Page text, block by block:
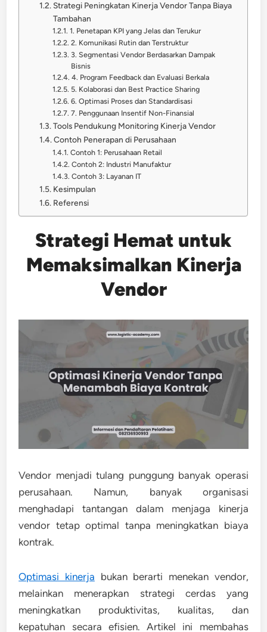
Strategi Peningkatan Kinerja Vendor Tanpa Biaya
Tambahan
1. Penetapan KPI yang Jelas dan Terukur
2. Komunikasi Rutin dan Terstruktur
3. Segmentasi Vendor Berdasarkan Dampak
Bisnis
4. Program Feedback dan Evaluasi Berkala
5. Kolaborasi dan Best Practice Sharing
6. Optimasi Proses dan Standardisasi
7. Penggunaan Insentif Non-Finansial
Tools Pendukung Monitoring Kinerja Vendor
Contoh Penerapan di Perusahaan
Contoh 1: Perusahaan Retail
Contoh 2: Industri Manufaktur
Contoh 3: Layanan IT
Kesimpulan
Referensi
Strategi Hemat untuk
Memaksimalkan Kinerja
Vendor
Vendor menjadi tulang punggung banyak operasi
perusahaan. Namun, banyak organisasi
menghadapi tantangan dalam menjaga kinerja
vendor tetap optimal tanpa meningkatkan biaya
kontrak.
Optimasi kinerja bukan berarti menekan vendor,
melainkan menerapkan strategi cerdas yang
meningkatkan produktivitas, kualitas, dan
kepatuhan secara efisien. Artikel ini membahas